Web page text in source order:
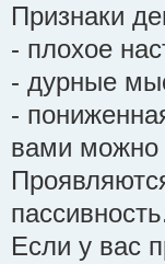
Признаки
- плохое
- дурные
-
вами можно
Если у вас